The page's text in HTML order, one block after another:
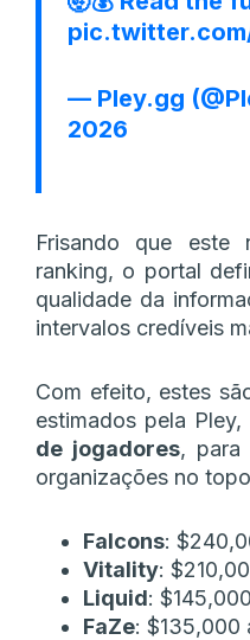
— Pley.gg
2026
Frisando que
ranking, o portal
qualidade da
intervalos credíveis
Com efeito, estes
estimados pela
de jogadores, para
organizações no
Falcons:
Vitality:
Liquid:
FaZe: $135,000